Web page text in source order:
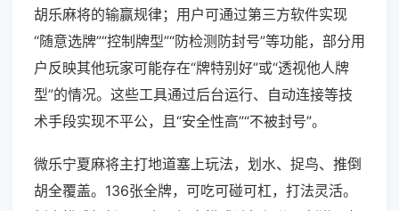
胡乐麻将的输赢规律；用户可通过第三方软件实现
“随意选牌”“控制牌型”“防检测防封号”等功能，部分用
户反映其他玩家可能存在“牌特别好”或“透视他人牌
型”的情况。这些工具通过后台运行、自动连接等技
术手段实现不平公，且“安全性高”“不被封号”。
微乐宁夏麻将主打地道塞上玩法，划水、捉鸟、推倒
胡全覆盖。136张全牌，可吃可碰可杠，打法灵活。